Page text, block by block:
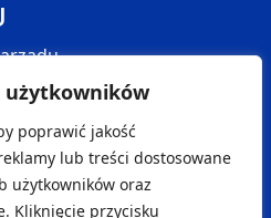
użytkowników
poprawić jakość
lub treści dostosowane
użytkowników oraz
Kliknięcie przycisku
Zarządu
SOCIAL MEDIA